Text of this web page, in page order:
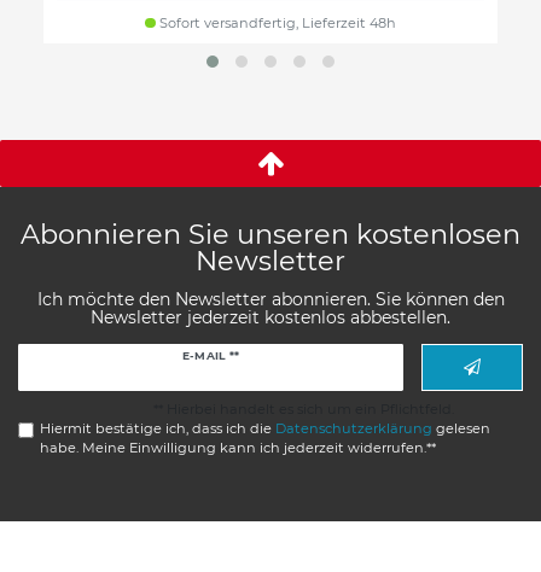
Sofort versandfertig, Lieferzeit 48h
Abonnieren Sie unseren kostenlosen
Newsletter
Ich möchte den Newsletter abonnieren. Sie können den
Newsletter jederzeit kostenlos abbestellen.
E-MAIL **
Hiermit bestätige ich, dass ich die Daten­schutz­erklärung gelesen
habe. Meine Einwilligung kann ich jederzeit widerrufen.**